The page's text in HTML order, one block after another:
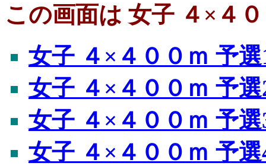
この画面は 女子 ４×４
女子 ４×４００ｍ 予
女子 ４×４００ｍ 予
女子 ４×４００ｍ 予
女子 ４×４００ｍ 予